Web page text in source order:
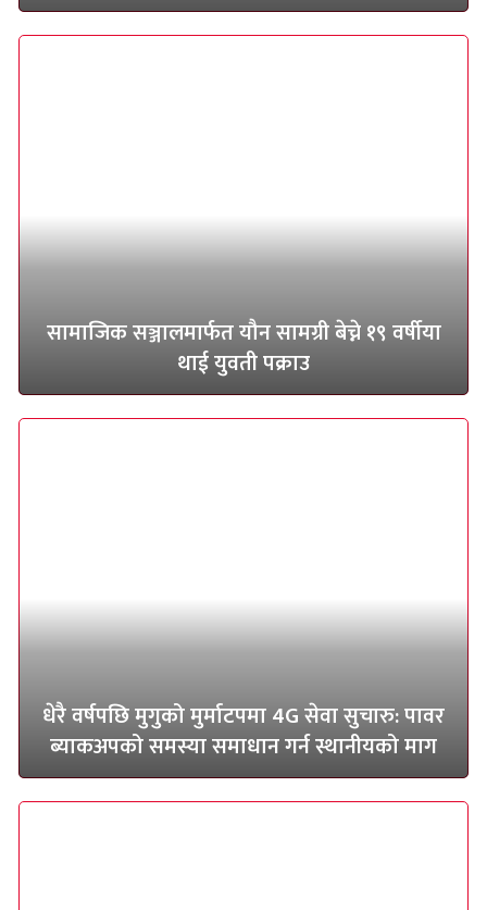
सामाजिक सञ्जालमार्फत यौन सामग्री बेच्ने १९ वर्षीया
थाई युवती पक्राउ
धेरै वर्षपछि मुगुको मुर्माटपमा 4G सेवा सुचारु: पावर
ब्याकअपको समस्या समाधान गर्न स्थानीयको माग